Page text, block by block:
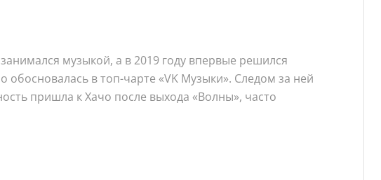
музыкой, а в 2019 году впервые решился
в топ-чарте «VK Музыки». Следом за ней
пришла к Хачо после выхода «Волны», часто